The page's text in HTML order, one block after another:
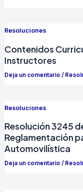
Resoluciones
Contenidos
Instructores
Deja un comentario /
Resoluciones
Resolución 3245
Reglamentación
Automovilística
Deja un comentario /